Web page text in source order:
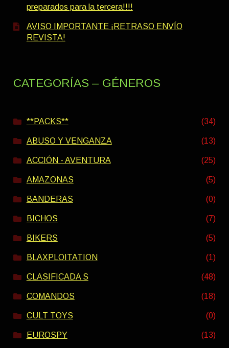
preparados para la tercera!!!!
AVISO IMPORTANTE ¡RETRASO ENVÍO
REVISTA!
CATEGORÍAS – GÉNEROS
**PACKS** (34)
ABUSO Y VENGANZA (13)
ACCIÓN - AVENTURA (25)
AMAZONAS (5)
BANDERAS (0)
BICHOS (7)
BIKERS (5)
BLAXPLOITATION (1)
CLASIFICADA S (48)
COMANDOS (18)
CULT TOYS (0)
EUROSPY (13)